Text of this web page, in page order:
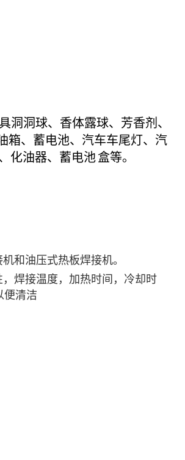
洞洞球、香体露球、芳香剂、
箱、蓄电池、汽车车尾灯、汽
化油器、 蓄电池盒等。
和油压式热板焊接机。
焊接温度，加热时间，冷却时
便清洁